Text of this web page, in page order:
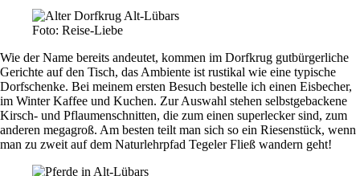
Foto: Reise-Liebe
Wie der Name bereits andeutet, kommen im Dorfkrug gutbürgerliche
Gerichte auf den Tisch, das Ambiente ist rustikal wie eine typische
Dorfschenke. Bei meinem ersten Besuch bestelle ich einen Eisbecher,
im Winter Kaffee und Kuchen. Zur Auswahl stehen selbstgebackene
Kirsch- und Pflaumenschnitten, die zum einen superlecker sind, zum
anderen megagroß. Am besten teilt man sich so ein Riesenstück, wenn
man zu zweit auf dem Naturlehrpfad Tegeler Fließ wandern geht!